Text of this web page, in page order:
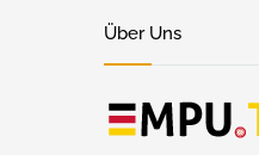
Über Uns